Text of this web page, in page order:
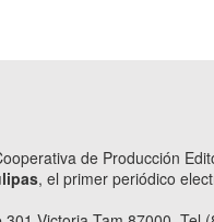
de Producción
, el primer periódico